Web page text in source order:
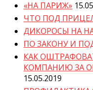
«НА ПАРИЖ»
ЧТО ПОД
ДИКОРОСЫ НА
ПО ЗАКОНУ И
КАК
КОМПАНИЮ ЗА
15.05.2019